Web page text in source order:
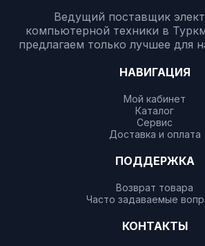
Ведущий поставщик
компьютерной техники в
предлагаем только лучшее для
НАВИГАЦИЯ
Мой кабинет
Каталог
Сервис
Доставка и оплата
ПОДДЕРЖКА
Возврат товара
Часто задаваемые
КОНТАКТЫ